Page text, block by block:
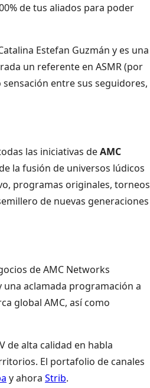
de tus aliados para poder
Estefan Guzmán y es una
un referente en ASMR (por
entre sus seguidores,
las iniciativas deAMC
la fusión de universos lúdicos
programas originales, torneos
de nuevas generaciones
de AMC Networks
aclamada programación a
global AMC, así como
de alta calidad en habla
El portafolio de canales
y ahora Strib.